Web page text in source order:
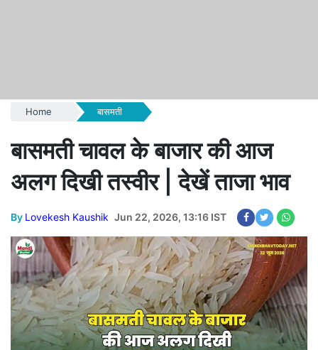
Home बासमती
बासमती चावल के बाजार की आज
अलग दिखी तस्वीर | देखें ताजा भाव
By Lovekesh Kaushik Jun 22, 2026, 13:16 IST